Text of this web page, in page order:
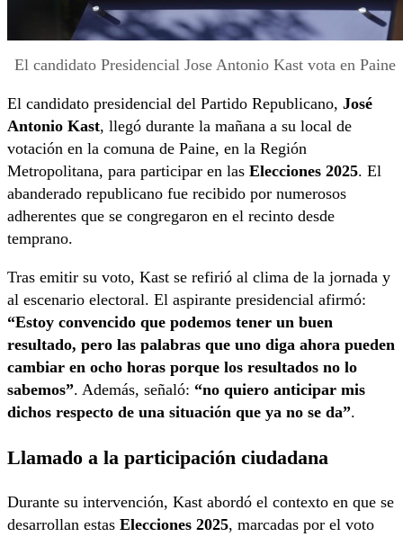
El candidato Presidencial Jose Antonio Kast vota en Paine
El candidato presidencial del Partido Republicano, José
Antonio Kast, llegó durante la mañana a su local de
votación en la comuna de Paine, en la Región
Metropolitana, para participar en las Elecciones 2025. El
abanderado republicano fue recibido por numerosos
adherentes que se congregaron en el recinto desde
temprano.
Tras emitir su voto, Kast se refirió al clima de la jornada y
al escenario electoral. El aspirante presidencial afirmó:
“Estoy convencido que podemos tener un buen
resultado, pero las palabras que uno diga ahora pueden
cambiar en ocho horas porque los resultados no lo
sabemos”. Además, señaló: “no quiero anticipar mis
dichos respecto de una situación que ya no se da”.
Llamado a la participación ciudadana
Durante su intervención, Kast abordó el contexto en que se
desarrollan estas Elecciones 2025, marcadas por el voto